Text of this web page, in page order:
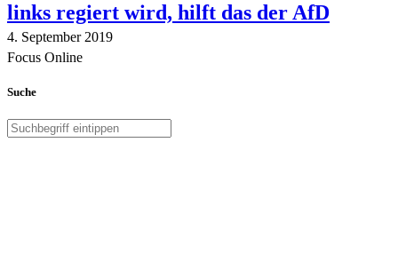
links regiert wird, hilft das der AfD
4. September 2019
Focus Online
Suche